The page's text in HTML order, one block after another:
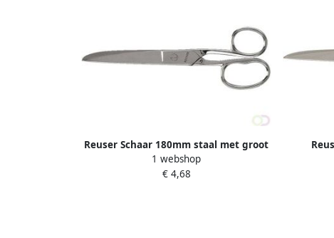
Reuser Schaar 180mm staal met groot
oog
1 webshop
€ 4,68